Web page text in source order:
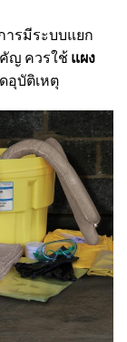
ารมีระบบแยก
ญ ควรใช้ แผง
อุบัติเหตุ